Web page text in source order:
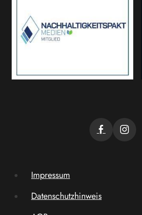
Impressum
Datenschutzhinweis